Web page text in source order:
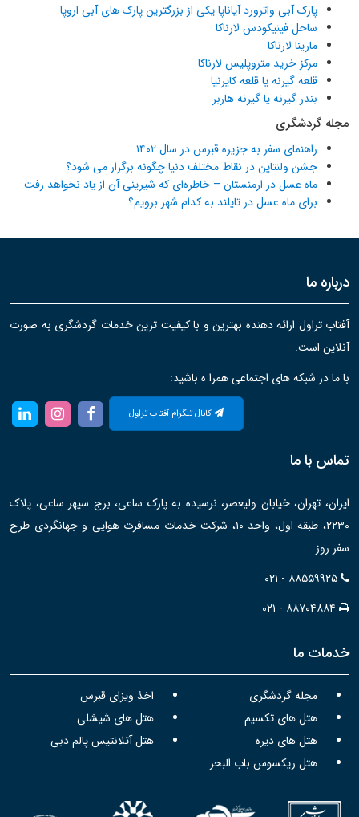
پارک آبی واترورد آیاناپا یکی از بزرگترین پارک های آبی اروپا
ساحل فینیکودس لارناکا
مارینا لارناکا
مرکز خرید متروپلیس لارناکا
قلعه گیرنه یا قلعه کایرنیا
بندر گیرنه یا گیرنه هاربر
مجله گردشگری
راهنمای سفر به جزیره قبرس در سال ۱۴۰۲
جشن ولنتاین در نقاط مختلف دنیا چگونه برگزار می شود؟
ماه عسل در ارمنستان – خاطره‌ای که شیرینی آن از یاد نخواهد رفت
برای ماه عسل در تایلند به کدام شهر برویم؟
درباره ما
آفتاب تراول ارائه دهنده بهترین و با کیفیت ترین خدمات گردشگری به صورت
آنلاین است.
با ما در شبکه های اجتماعی همرا ه باشید:
کانال تلگرام آفتاب تراول
تماس با ما
ایران، تهران، خیابان ولیعصر، نرسیده به پارک ساعی، برج سپهر ساعی، پلاک
۲۲۳۰، طبقه اول، واحد ۱۰، شرکت خدمات مسافرت هوایی و جهانگردی طرح
سفر روز
۰۲۱ - ۸۸۵۵۹۹۲۵
۰۲۱ - ۸۸۷۰۴۸۸۴
خدمات ما
مجله گردشگری
اخذ ویزای قبرس
هتل های تکسیم
هتل های شیشلی
هتل های دیره
هتل آتلانتیس پالم دبی
هتل ریکسوس باب البحر